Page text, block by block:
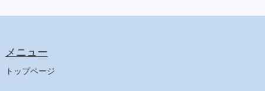
メニュー
トップページ